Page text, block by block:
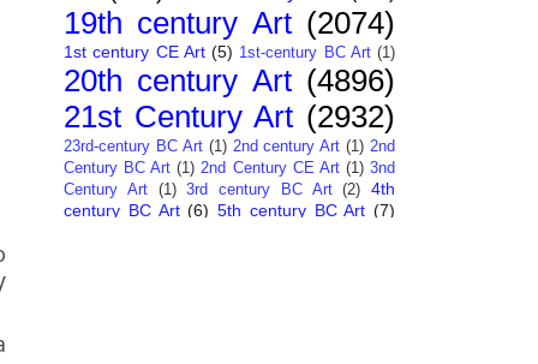
19th century Art (2074)
1st century CE Art (5) 1st-century BC Art (1)
20th century Art (4896)
21st Century Art (2932)
23rd-century BC Art (1) 2nd century Art (1) 2nd
Century BC Art (1) 2nd Century CE Art (1) 3nd
Century Art
(1) 3rd century BC Art (2) 4th
century BC Art (6) 5th century BC Art (7)